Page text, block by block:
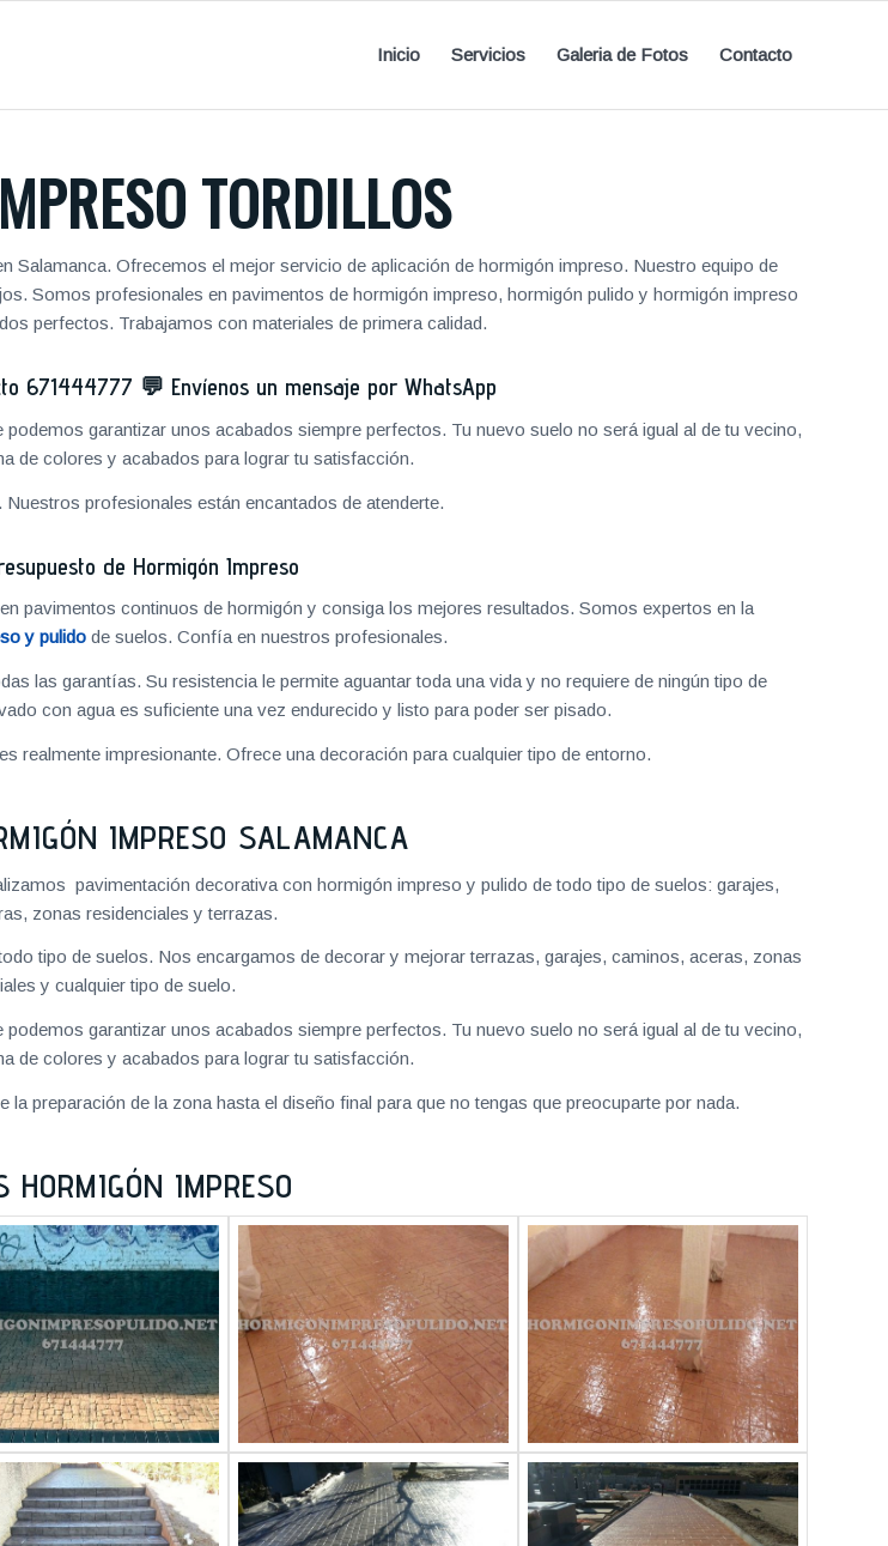
Inicio Servicios Galeria de Fotos Contacto
TORDILLOS
Salamanca. Ofrecemos el mejor servicio de aplicación de hormigón impreso. Nuestro equipo de
Somos profesionales en pavimentos de hormigón impreso, hormigón pulido y hormigón impreso
perfectos. Trabajamos con materiales de primera calidad.
671444777 💬 Envíenos un mensaje por WhatsApp
garantizar unos acabados siempre perfectos. Tu nuevo suelo no será igual al de tu vecino,
de colores y acabados para lograr tu satisfacción.
profesionales están encantados de atenderte.
de Hormigón Impreso
pavimentos continuos de hormigón y consiga los mejores resultados. Somos expertos en la
y pulidode suelos. Confía en nuestros profesionales.
las garantías. Su resistencia le permite aguantar toda una vida y no requiere de ningún tipo de
con agua es suficiente una vez endurecido y listo para poder ser pisado.
realmente impresionante. Ofrece una decoración para cualquier tipo de entorno.
IMPRESO SALAMANCA
pavimentación decorativa con hormigón impreso y pulido de todo tipo de suelos: garajes,
zonas residenciales y terrazas.
tipo de suelos. Nos encargamos de decorar y mejorar terrazas, garajes, caminos, aceras, zonas
y cualquier tipo de suelo.
garantizar unos acabados siempre perfectos. Tu nuevo suelo no será igual al de tu vecino,
de colores y acabados para lograr tu satisfacción.
preparación de la zona hasta el diseño final para que no tengas que preocuparte por nada.
HORMIGÓN IMPRESO